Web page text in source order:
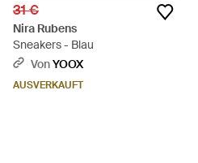
31 €
Nira Rubens
Sneakers - Blau
VonYOOX
AUSVERKAUFT